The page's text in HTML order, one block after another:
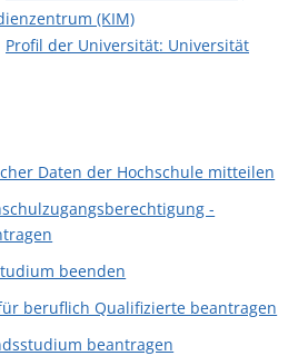
(KIM)
Profil der Universität: Universität
Daten der Hochschule mitteilen
-
beenden
beruflich Qualifizierte beantragen
beantragen